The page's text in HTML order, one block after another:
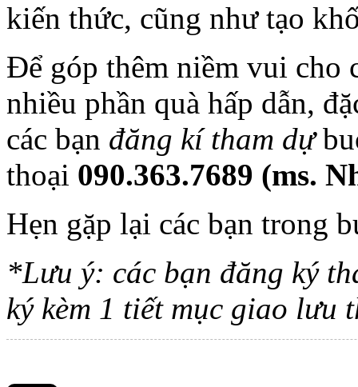
kiến thức, cũng như tạo
Để góp thêm niềm vui cho
nhiều phần quà hấp dẫn,
các bạn đăng kí tham dự
thoại 090.363.7689 (ms.
Hẹn gặp lại các bạn trong
*Lưu ý: các bạn đăng ký
ký kèm 1 tiết mục giao lưu